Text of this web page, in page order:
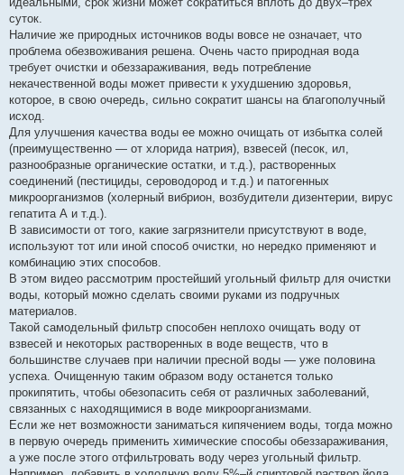
н
н
я
суток.
Наличие же природных источников воды вовсе не означает, что
проблема обезвоживания решена. Очень часто природная вода
требует очистки и обеззараживания, ведь потребление
некачественной воды может привести к ухудшению здоровья,
которое, в свою очередь, сильно сократит шансы на благополучный
исход.
Для улучшения качества воды ее можно очищать от избытка солей
(преимущественно — от хлорида натрия), взвесей (песок, ил,
разнообразные органические остатки, и т.д.), растворенных
соединений (пестициды, сероводород и т.д.) и патогенных
микроорганизмов (холерный вибрион, возбудители дизентерии, вирус
гепатита А и т.д.).
В зависимости от того, какие загрязнители присутствуют в воде,
используют тот или иной способ очистки, но нередко применяют и
комбинацию этих способов.
В этом видео рассмотрим простейший угольный фильтр для очистки
воды, который можно сделать своими руками из подручных
материалов.
Такой самодельный фильтр способен неплохо очищать воду от
взвесей и некоторых растворенных в воде веществ, что в
большинстве случаев при наличии пресной воды — уже половина
успеха. Очищенную таким образом воду останется только
прокипятить, чтобы обезопасить себя от различных заболеваний,
связанных с находящимися в воде микроорганизмами.
Если же нет возможности заниматься кипячением воды, тогда можно
в первую очередь применить химические способы обеззараживания,
а уже после этого отфильтровать воду через угольный фильтр.